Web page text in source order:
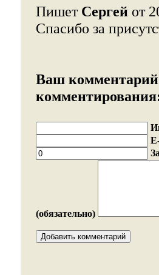
Пишет Сергей от
Спасибо за
Ваш комментарий
(обязательно)